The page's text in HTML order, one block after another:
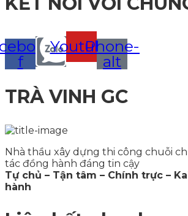
f
YoutubePhone-
alt
TRÀ VINH GC
Nhà thầu xây dựng thi công chuỗi
tác đồng hành đáng tin cậy
Tự chủ – Tận tâm – Chính trực –
hành